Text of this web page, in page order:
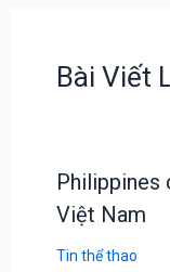
Bài Viết
Philippines
Việt Nam
Tin thể thao